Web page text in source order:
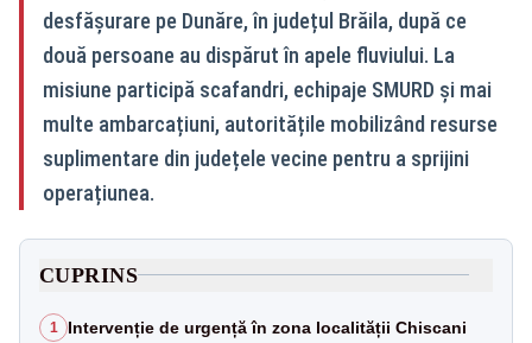
desfășurare pe Dunăre, în județul Brăila, după ce
două persoane au dispărut în apele fluviului. La
misiune participă scafandri, echipaje SMURD și mai
multe ambarcațiuni, autoritățile mobilizând resurse
suplimentare din județele vecine pentru a sprijini
operațiunea.
CUPRINS
1 Intervenție de urgență în zona localității Chiscani